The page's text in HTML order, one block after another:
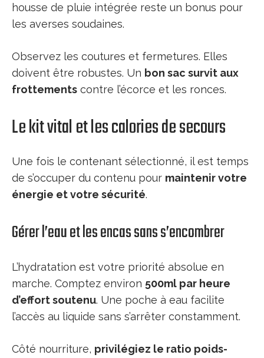
housse de pluie intégrée reste un bonus pour
les averses soudaines.
Observez les coutures et fermetures. Elles
doivent être robustes. Un bon sac survit aux
frottements contre l’écorce et les ronces.
Le kit vital et les calories de secours
Une fois le contenant sélectionné, il est temps
de s’occuper du contenu pour maintenir votre
énergie et votre sécurité.
Gérer l’eau et les encas sans s’encombrer
L’hydratation est votre priorité absolue en
marche. Comptez environ 500ml par heure
d’effort soutenu. Une poche à eau facilite
l’accès au liquide sans s’arrêter constamment.
Côté nourriture, privilégiez le ratio poids-